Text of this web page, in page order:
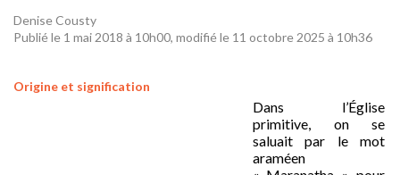
Denise Cousty
Publié le 1 mai 2018 à 10h00, modifié le 11 octobre 2025 à 10h36
Origine et signification
Dans l’Église
primitive, on se
saluait par le mot
araméen